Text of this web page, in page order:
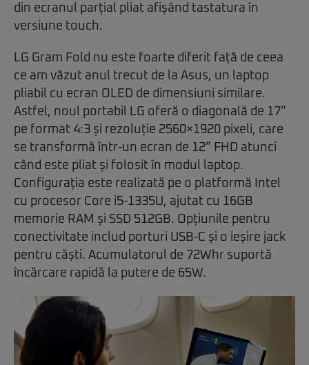
din ecranul parțial pliat afișând tastatura în
versiune touch.
LG Gram Fold nu este foarte diferit față de ceea
ce am văzut anul trecut de la Asus, un laptop
pliabil cu ecran OLED de dimensiuni similare.
Astfel, noul portabil LG oferă o diagonală de 17”
pe format 4:3 și rezoluție 2560×1920 pixeli, care
se transformă într-un ecran de 12” FHD atunci
când este pliat și folosit în modul laptop.
Configurația este realizată pe o platformă Intel
cu procesor Core i5-1335U, ajutat cu 16GB
memorie RAM și SSD 512GB. Opțiunile pentru
conectivitate includ porturi USB-C și o ieșire jack
pentru căști. Acumulatorul de 72Whr suportă
încărcare rapidă la putere de 65W.